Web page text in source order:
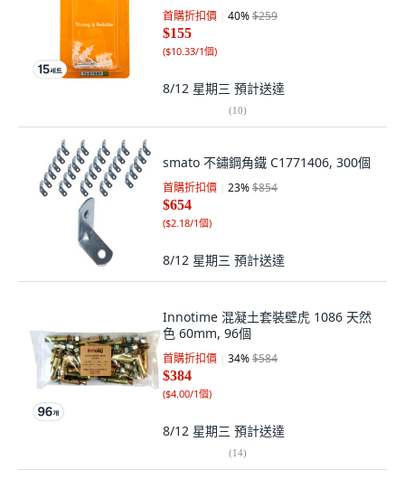
首購折扣價 40%$259
$155
($10.33/1個)
8/12 星期三 預計送達
(10)
smato 不鏽鋼角鐵 C1771406, 300個
首購折扣價 23%$854
$654
($2.18/1個)
8/12 星期三 預計送達
Innotime 混凝土套裝壁虎 1086 天然
色 60mm, 96個
首購折扣價 34%$584
$384
($4.00/1個)
8/12 星期三 預計送達
(14)